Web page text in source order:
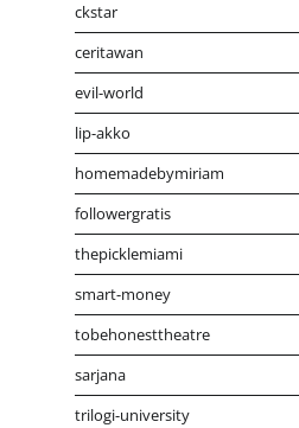
ckstar
ceritawan
evil-world
lip-akko
homemadebymiriam
followergratis
thepicklemiami
smart-money
tobehonesttheatre
sarjana
trilogi-university